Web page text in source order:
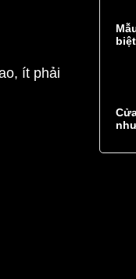
ít phải